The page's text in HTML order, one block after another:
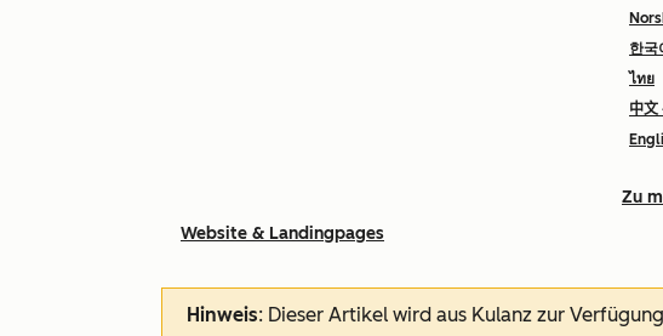
한국
ไทย
中文
Zu
Website & Landingpages
Hinweis: Dieser Artikel wird aus Kulanz zur